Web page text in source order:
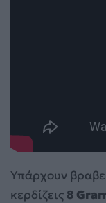
Υπάρχουν
κερδίζεις 8